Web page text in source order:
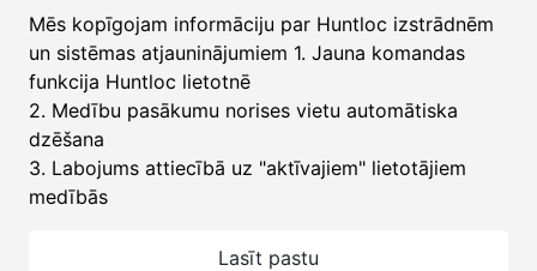
Mēs kopīgojam informāciju par Huntloc izstrādnēm
un sistēmas atjauninājumiem 1. Jauna komandas
funkcija Huntloc lietotnē
2. Medību pasākumu norises vietu automātiska
dzēšana
3. Labojums attiecībā uz "aktīvajiem" lietotājiem
medībās
Lasīt pastu